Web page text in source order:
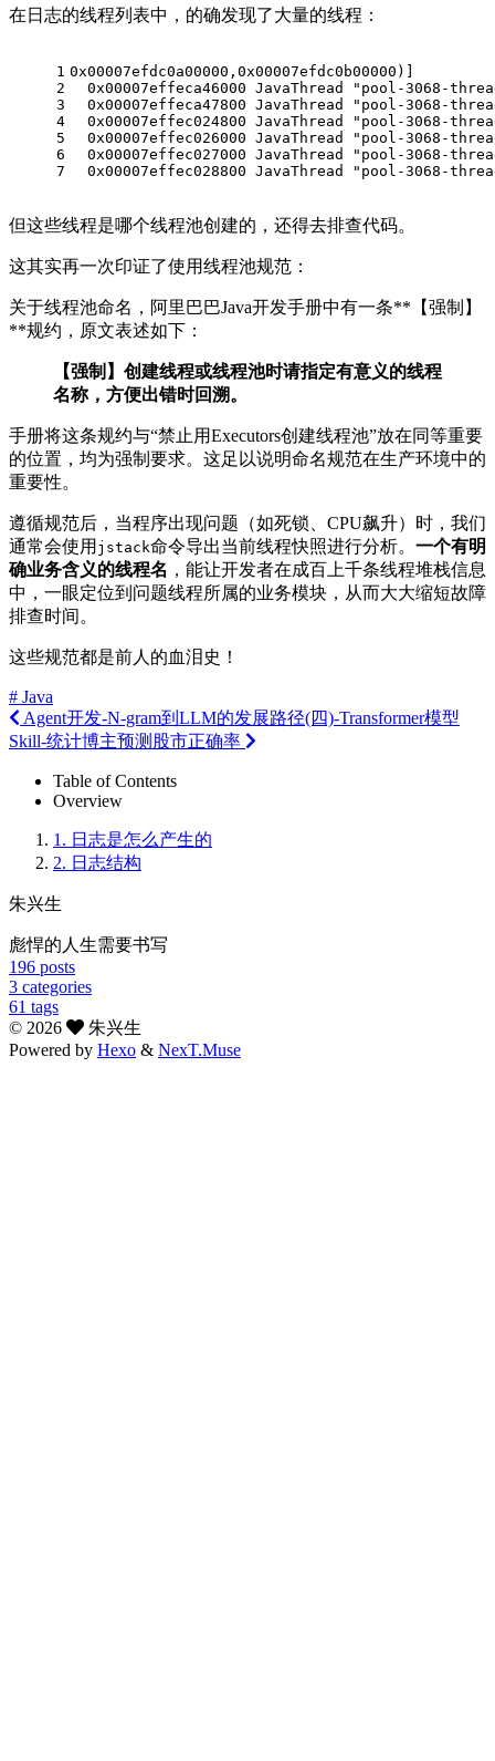
在日志的线程列表中，的确发现了大量的线程：
1
2
3
4
5
6
7
0x00007efdc0a00000,0x00007efdc0b00000)]
0x00007effeca46000 JavaThread "pool-3068-
0x00007effeca47800 JavaThread "pool-3068-
0x00007effec024800 JavaThread "pool-3068-
0x00007effec026000 JavaThread "pool-3068-
0x00007effec027000 JavaThread "pool-3068-
0x00007effec028800 JavaThread "pool-3068-
但这些线程是哪个线程池创建的，还得去排查代码。
这其实再一次印证了使用线程池规范：
关于线程池命名，阿里巴巴Java开发手册中有一条**【强制】
**规约，原文表述如下：
【强制】创建线程或线程池时请指定有意义的线程
名称，方便出错时回溯。
手册将这条规约与“禁止用Executors创建线程池”放在同等重要
的位置，均为强制要求。这足以说明命名规范在生产环境中的
重要性。
遵循规范后，当程序出现问题（如死锁、CPU飙升）时，我们
通常会使用 jstack命令导出当前线程快照进行分析。 一个有明
确业务含义的线程名 ，能让开发者在成百上千条线程堆栈信息
中，一眼定位到问题线程所属的业务模块，从而大大缩短故障
排查时间。
这些规范都是前人的血泪史！
# Java
Agent开发-N-gram到LLM的发展路径(四)-Transformer模型
Skill-统计博主预测股市正确率
Table of Contents
Overview
1. 日志是怎么产生的
2. 日志结构
朱兴生
彪悍的人生需要书写
196 posts
3 categories
61 tags
© 2026
朱兴生
Powered by Hexo & NexT.Muse